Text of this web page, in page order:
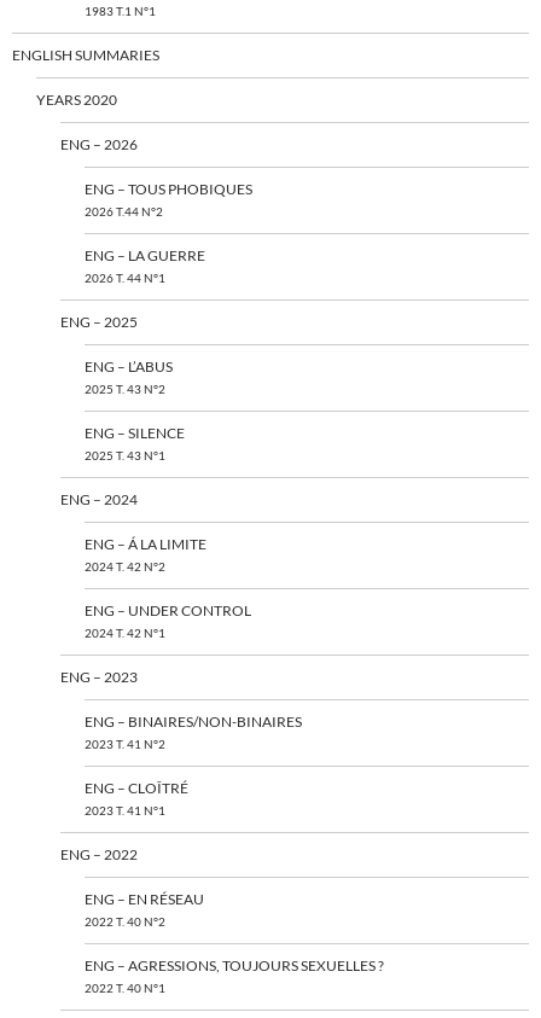
1983 T.1 N°1
ENGLISH SUMMARIES
YEARS 2020
ENG – 2026
ENG – TOUS PHOBIQUES
2026 T.44 N°2
ENG – LA GUERRE
2026 T. 44 N°1
ENG – 2025
ENG – L’ABUS
2025 T. 43 N°2
ENG – SILENCE
2025 T. 43 N°1
ENG – 2024
ENG – Á LA LIMITE
2024 T. 42 N°2
ENG – UNDER CONTROL
2024 T. 42 N°1
ENG – 2023
ENG – BINAIRES/NON-BINAIRES
2023 T. 41 N°2
ENG – CLOÎTRÉ
2023 T. 41 N°1
ENG – 2022
ENG – EN RÉSEAU
2022 T. 40 N°2
ENG – AGRESSIONS, TOUJOURS SEXUELLES ?
2022 T. 40 N°1